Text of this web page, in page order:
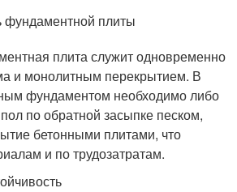
фундаментной плиты
плита служит одновременно
и монолитным перекрытием. В
фундаментом необходимо либо
по обратной засыпке песком,
бетонными плитами, что
и по трудозатратам.